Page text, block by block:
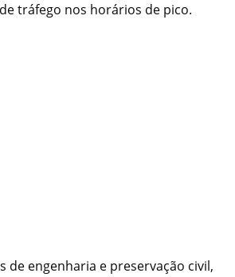
tráfego nos horários de pico.
de engenharia e preservação civil,